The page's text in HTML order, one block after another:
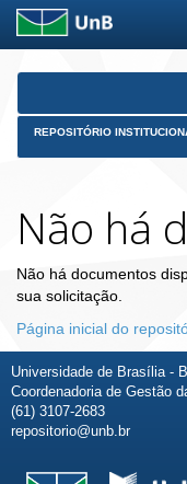
Skip
REPOSITÓRIO
Não há
Não há documentos
sua solicitação.
Página inicial do
Universidade de Brasília -
Coordenadoria de Gestão
(61) 3107-2683
repositorio@unb.br